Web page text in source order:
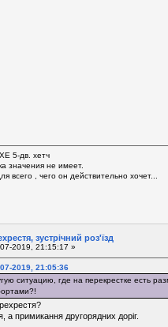
5-дв. хетч
значения не имеет.
всего , чего он действительно хочет...
зустрічний роз'їзд
2019, 21:15:17 »
2019, 21:05:36
ситуацию, где на перекрестке есть
а примикання другорядних доріг.